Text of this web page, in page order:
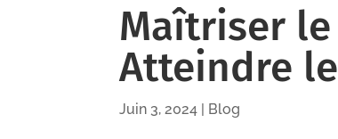
Maîtriser le
Atteindre
Juin 3, 2024 | Blog